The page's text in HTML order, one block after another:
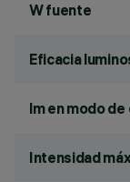
W fuente
Eficacia
lm en modo
Intensidad